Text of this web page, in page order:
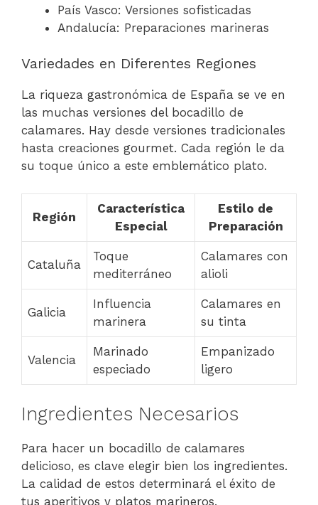
País Vasco: Versiones sofisticadas
Andalucía: Preparaciones marineras
Variedades en Diferentes Regiones
La riqueza gastronómica de España se ve en
las muchas versiones del bocadillo de
calamares. Hay desde versiones tradicionales
hasta creaciones gourmet. Cada región le da
su toque único a este emblemático plato.
Región
Característica
Especial
Estilo de
Preparación
Cataluña
Toque
mediterráneo
Calamares con
alioli
Galicia
Influencia
marinera
Calamares en
su tinta
Valencia
Marinado
especiado
Empanizado
ligero
Ingredientes Necesarios
Para hacer un bocadillo de calamares
delicioso, es clave elegir bien los ingredientes.
La calidad de estos determinará el éxito de
tus aperitivos y platos marineros.